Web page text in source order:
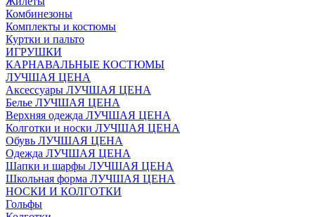
Комбинезоны
Комплекты и костюмы
Куртки и пальто
ИГРУШКИ
КАРНАВАЛЬНЫЕ КОСТЮМЫ
ЛУЧШАЯ ЦЕНА
Аксессуары ЛУЧШАЯ ЦЕНА
Белье ЛУЧШАЯ ЦЕНА
Верхняя одежда ЛУЧШАЯ ЦЕНА
Колготки и носки ЛУЧШАЯ ЦЕНА
Обувь ЛУЧШАЯ ЦЕНА
Одежда ЛУЧШАЯ ЦЕНА
Шапки и шарфы ЛУЧШАЯ ЦЕНА
Школьная форма ЛУЧШАЯ ЦЕНА
НОСКИ И КОЛГОТКИ
Гольфы